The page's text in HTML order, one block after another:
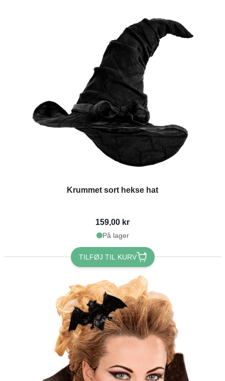
Krummet sort hekse hat
159,00 kr
På lager
TILFØJ TIL KURV